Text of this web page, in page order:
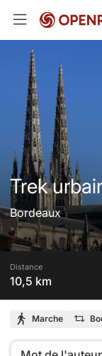
Trek
Bordeaux
Distance
10,5 km
Marche